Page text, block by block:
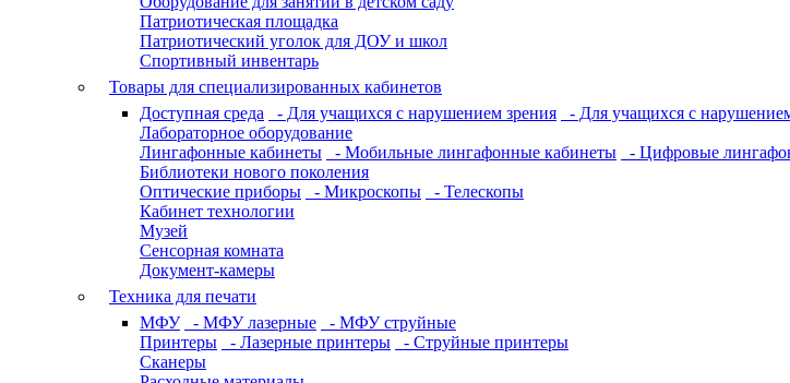
Патриотическая площадка
Патриотический уголок для ДОУ и школ
Спортивный инвентарь
Товары для специализированных кабинетов
Доступная среда
- Для учащихся с нарушением зрения - Для учащихся с
Лабораторное оборудование
Лингафонные кабинеты
- Мобильные лингафонные кабинеты
- Цифровые
Библиотеки нового поколения
Оптические приборы
- Микроскопы
- Телескопы
Кабинет технологии
Музей
Сенсорная комната
Документ-камеры
Техника для печати
МФУ
- МФУ лазерные
- МФУ струйные
Принтеры
- Лазерные принтеры
- Струйные принтеры
Сканеры